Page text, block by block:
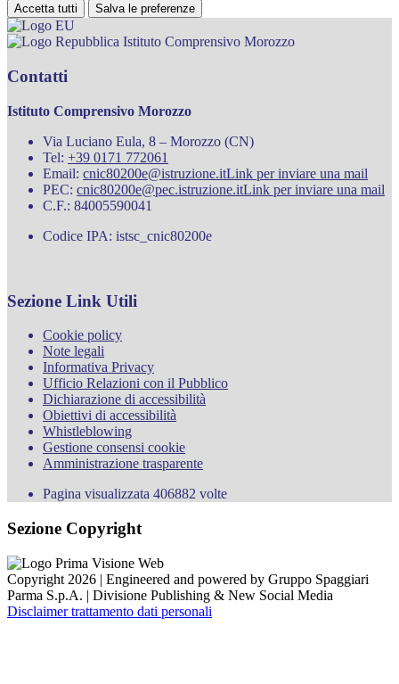
Accetta tutti Salva le preferenze
Istituto Comprensivo Morozzo
Contatti
Istituto Comprensivo Morozzo
Via Luciano Eula, 8 – Morozzo (CN)
Tel: +39 0171 772061
Email: cnic80200e@istruzione.itLink per inviare una mail
PEC: cnic80200e@pec.istruzione.itLink per inviare una mail
C.F.: 84005590041
Codice IPA: istsc_cnic80200e
Sezione Link Utili
Cookie policy
Note legali
Informativa Privacy
Ufficio Relazioni con il Pubblico
Dichiarazione di accessibilità
Obiettivi di accessibilità
Whistleblowing
Gestione consensi cookie
Amministrazione trasparente
Pagina visualizzata 406882 volte
Sezione Copyright
Copyright 2026 | Engineered and powered by Gruppo Spaggiari
Parma S.p.A. | Divisione Publishing & New Social Media
Disclaimer trattamento dati personali